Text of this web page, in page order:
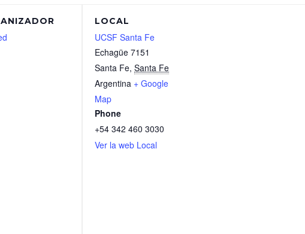
LOCAL
UCSF Santa Fe
Echagüe 7151
Santa Fe, Santa Fe
Argentina + Google
Map
Phone
+54 342 460 3030
Ver la web Local